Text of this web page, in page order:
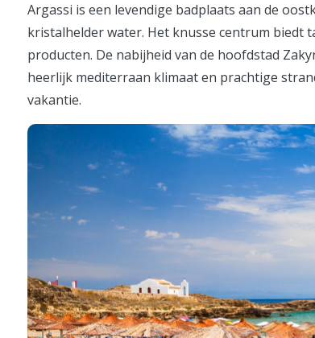
Argassi is een levendige badplaats aan de
kristalhelder water. Het knusse centrum biedt
producten. De nabijheid van de hoofdstad
heerlijk mediterraan klimaat en prachtige
vakantie.